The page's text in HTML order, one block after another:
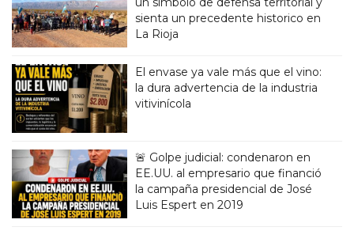
sienta un precedente historico en
La Rioja
El envase ya vale más que el vino:
la dura advertencia de la industria
vitivinícola
🚨 Golpe judicial: condenaron en
EE.UU. al empresario que financió
la campaña presidencial de José
Luis Espert en 2019